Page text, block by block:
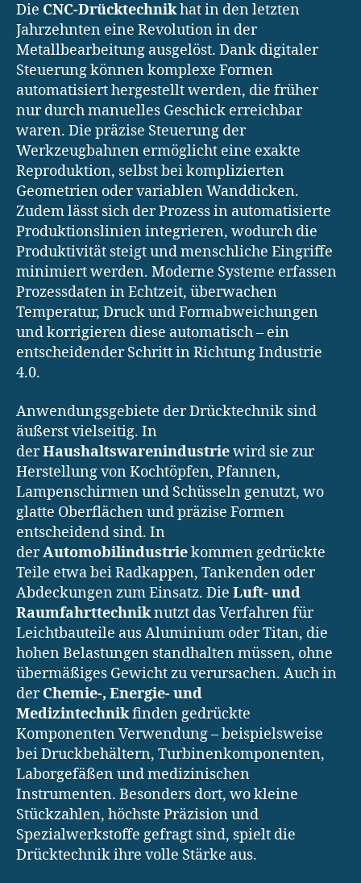
Die CNC-Drücktechnikhat in den letzten
Jahrzehnten eine Revolution in der
Metallbearbeitung ausgelöst. Dank digitaler
Steuerung können komplexe Formen
automatisiert hergestellt werden, die früher
nur durch manuelles Geschick erreichbar
waren. Die präzise Steuerung der
Werkzeugbahnen ermöglicht eine exakte
Reproduktion, selbst bei komplizierten
Geometrien oder variablen Wanddicken.
Zudem lässt sich der Prozess in automatisierte
Produktionslinien integrieren, wodurch die
Produktivität steigt und menschliche Eingriffe
minimiert werden. Moderne Systeme erfassen
Prozessdaten in Echtzeit, überwachen
Temperatur, Druck und Formabweichungen
und korrigieren diese automatisch – ein
entscheidender Schritt in Richtung Industrie
4.0.
Anwendungsgebiete der Drücktechnik sind
äußerst vielseitig. In
derHaushaltswarenindustriewird sie zur
Herstellung von Kochtöpfen, Pfannen,
Lampenschirmen und Schüsseln genutzt, wo
glatte Oberflächen und präzise Formen
entscheidend sind. In
derAutomobilindustriekommen gedrückte
Teile etwa bei Radkappen, Tankenden oder
Abdeckungen zum Einsatz. Die Luft- und
Raumfahrttechniknutzt das Verfahren für
Leichtbauteile aus Aluminium oder Titan, die
hohen Belastungen standhalten müssen, ohne
übermäßiges Gewicht zu verursachen. Auch in
derChemie-, Energie- und
Medizintechnikfinden gedrückte
Komponenten Verwendung – beispielsweise
bei Druckbehältern, Turbinenkomponenten,
Laborgefäßen und medizinischen
Instrumenten. Besonders dort, wo kleine
Stückzahlen, höchste Präzision und
Spezialwerkstoffe gefragt sind, spielt die
Drücktechnik ihre volle Stärke aus.